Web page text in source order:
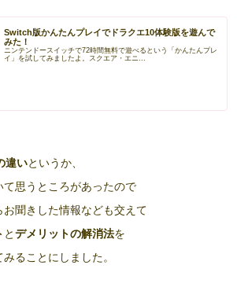
Switch版かんたんプレイでドラクエ10体験版を遊んで
みた！
ニンテンドースイッチで72時間無料で遊べるという「かんたんプレ
イ」を試してみましたよ。スクエア・エニ...
違いというか、
思うところがあったので
聞きした情報なども交えて
とデメリットの解消法を
ることにしました。